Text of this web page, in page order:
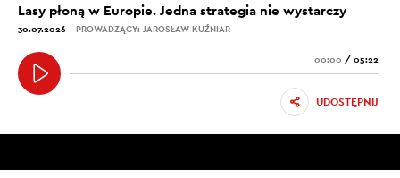
Lasy płoną w Europie. Jedna strategia nie wystarczy
30.07.2026 PROWADZĄCY: JAROSŁAW KUŹNIAR
00:00 / 05:22
UDOSTĘPNIJ